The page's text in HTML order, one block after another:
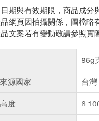
期與有效期限，商品成分
網頁因拍攝關係，圖檔略
文案若有變動敬請參照實
85g
源國家
台灣
度